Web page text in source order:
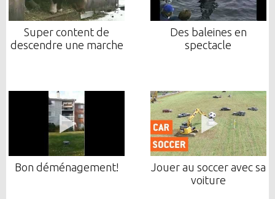
Super content de
descendre une marche
Des baleines en
spectacle
Bon déménagement!
Jouer au soccer avec sa
voiture